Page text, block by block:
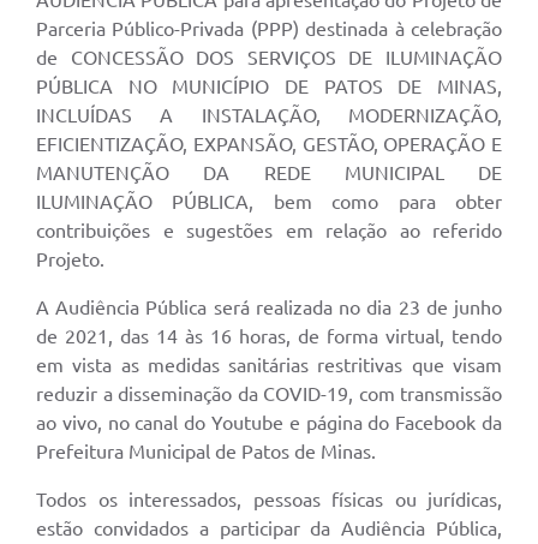
Parceria Público-Privada (PPP) destinada à celebração
de CONCESSÃO DOS SERVIÇOS DE ILUMINAÇÃO
PÚBLICA NO MUNICÍPIO DE PATOS DE MINAS,
INCLUÍDAS A INSTALAÇÃO, MODERNIZAÇÃO,
EFICIENTIZAÇÃO, EXPANSÃO, GESTÃO, OPERAÇÃO E
MANUTENÇÃO DA REDE MUNICIPAL DE
ILUMINAÇÃO PÚBLICA, bem como para obter
contribuições e sugestões em relação ao referido
Projeto.
A Audiência Pública será realizada no dia 23 de junho
de 2021, das 14 às 16 horas, de forma virtual, tendo
em vista as medidas sanitárias restritivas que visam
reduzir a disseminação da COVID-19, com transmissão
ao vivo, no canal do Youtube e página do Facebook da
Prefeitura Municipal de Patos de Minas.
Todos os interessados, pessoas físicas ou jurídicas,
estão convidados a participar da Audiência Pública,